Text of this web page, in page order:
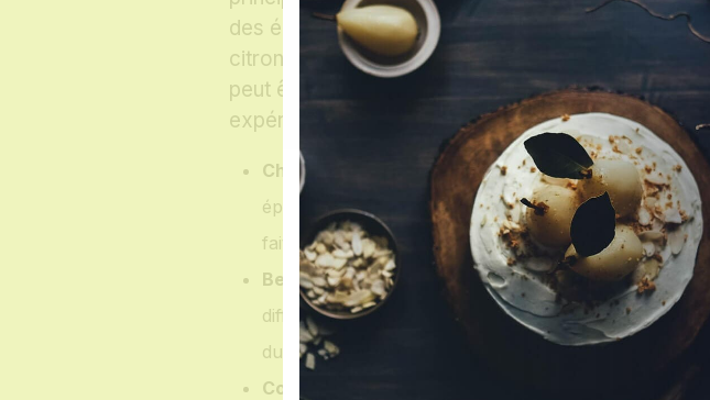
des épices comme le cumin et la coriandre, et une
citron. L’aubergine, habituellement préparée en
peut être fumée puis réduite en purée crémeuse
expérience gustative intense.
Chou-fleur rôti au paprika fumé: Coupez le chou-
épaisses, badigeonnez d’huile d’olive, paprika fumé,
faites rôtir jusqu’à ce qu’il soit tendre et doré.
Betteraves multicolores confites : Faites cuire des
différentes couleurs à basse température avec du
du thym pour une douceur terreuse et complexe.
Courge spaghetti façon carbonara
: Utilisez la